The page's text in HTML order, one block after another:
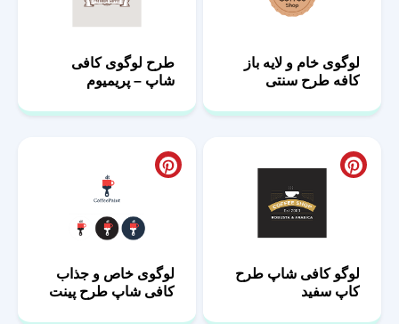
لوگوی خام و لایه باز
کافه طرح سنتی
طرح لوگوی کافی
شاپ – پریمیوم
لوگو کافی شاپ طرح
کاپ سفید
لوگوی خاص و جذاب
کافی شاپ طرح پینت